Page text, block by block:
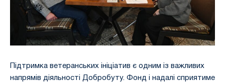
Підтримка ветеранських ініціатив є одним із важливих
напрямів діяльності Добробуту. Фонд і надалі сприятиме